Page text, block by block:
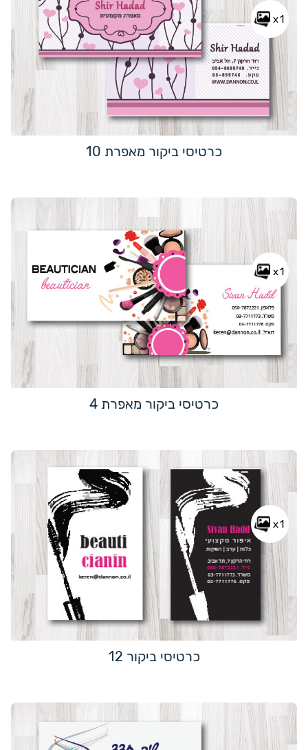
x1
כרטיסי ביקור מאפרת 10
x1
כרטיסי ביקור מאפרת 4
x1
כרטיסי ביקור 12